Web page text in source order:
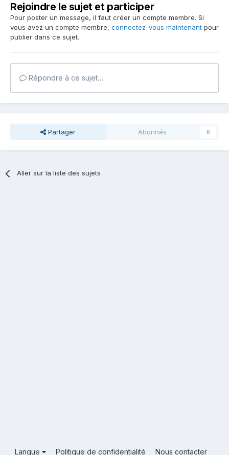
Rejoindre le sujet et participer
Pour poster un message, il faut créer un compte membre. Si
vous avez un compte membre, connectez-vous maintenant pour
publier dans ce sujet.
Répondre à ce sujet…
Partager Abonnés 0
Aller sur la liste des sujets
Langue Politique de confidentialité Nous contacter